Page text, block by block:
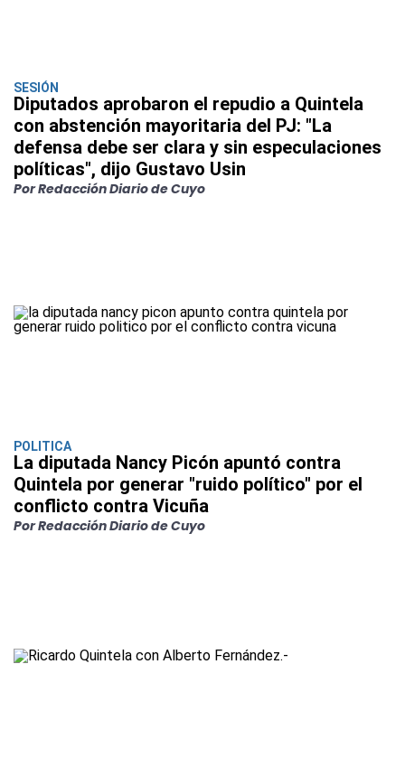
SESIÓN
Diputados aprobaron el repudio a Quintela
con abstención mayoritaria del PJ: "La
defensa debe ser clara y sin especulaciones
políticas", dijo Gustavo Usin
Por Redacción Diario de Cuyo
POLITICA
La diputada Nancy Picón apuntó contra
Quintela por generar "ruido político" por el
conflicto contra Vicuña
Por Redacción Diario de Cuyo